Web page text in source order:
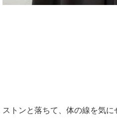
ストンと落ちて、体の線を気に